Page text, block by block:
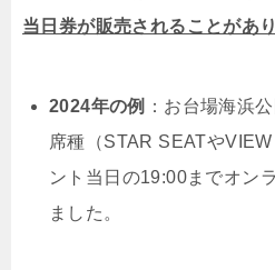
当日券が販売されることがあ
2024年の例 ：お台場海浜
席種（STAR SEATや
ント当日の19:00までオン
ました。